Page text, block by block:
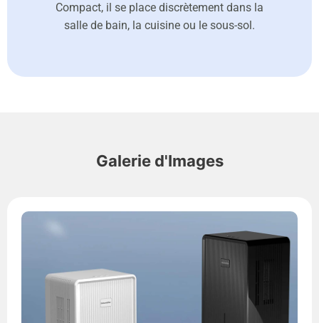
Compact, il se place discrètement dans la
salle de bain, la cuisine ou le sous-sol.
Galerie d'Images